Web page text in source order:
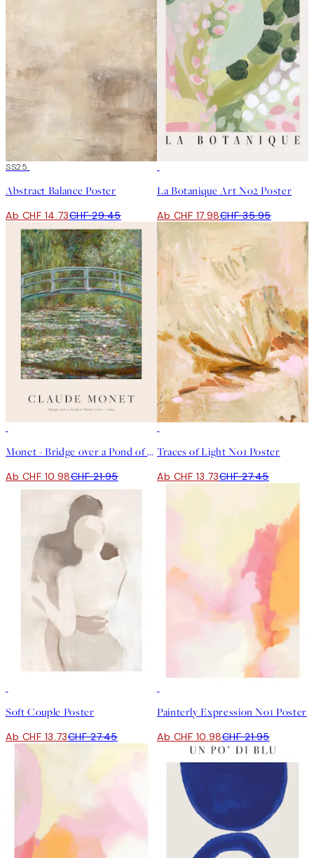
50%*
SS25
Abstract Balance Poster
Ab CHF 14.73CHF 29.45
La Botanique Art No2 Poster
Ab CHF 17.98CHF 35.95
Monet - Bridge over a Pond of Water Lilies Poster
Ab CHF 10.98CHF 21.95
Traces of Light No1 Poster
Ab CHF 13.73CHF 27.45
Soft Couple Poster
Ab CHF 13.73CHF 27.45
Painterly Expression No1 Poster
Ab CHF 10.98CHF 21.95